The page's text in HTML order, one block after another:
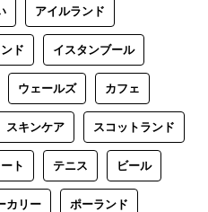
アイルランド
ド イスタンブール
ウェールズ カフェ
スキンケア スコットランド
ト テニス ビール
カリー ポーランド